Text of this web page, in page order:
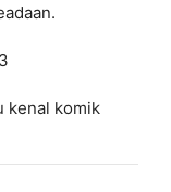
kenal komik